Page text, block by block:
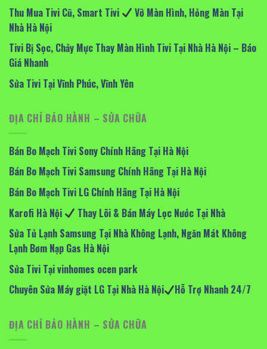
Thu Mua Tivi Cũ, Smart Tivi
Vỡ Màn Hình, Hỏng Màn Tại
Nhà Hà Nội
Tivi Bị Sọc, Chảy Mực Thay Màn Hình Tivi Tại Nhà Hà Nội – Báo
Giá Nhanh
Sửa Tivi Tại Vĩnh Phúc, Vĩnh Yên
ĐỊA CHỈ BẢO HÀNH – SỬA CHỮA
Bán Bo Mạch Tivi Sony Chính Hãng Tại Hà Nội
Bán Bo Mạch Tivi Samsung Chính Hãng Tại Hà Nội
Bán Bo Mạch Tivi LG Chính Hãng Tại Hà Nội
Karofi Hà Nội
Thay Lõi & Bán Máy Lọc Nước Tại Nhà
Sửa Tủ Lạnh Samsung Tại Nhà Không Lạnh, Ngăn Mát Không
Lạnh Bơm Nạp Gas Hà Nội
Sửa Tivi Tại vinhomes ocen park
Chuyên Sửa Máy giặt LG Tại Nhà Hà Nội
Hỗ Trợ Nhanh 24/7
ĐỊA CHỈ BẢO HÀNH – SỬA CHỮA